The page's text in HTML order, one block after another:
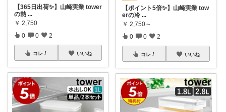
【365日出荷✨】山崎実業 tower
の熱 ...
￥ 2,750
0 0 2
コレ いいね
【ポイント5倍✨】山崎実業 tow
erの冷 ...
￥ 2,750～
0 0 2
コレ いいね